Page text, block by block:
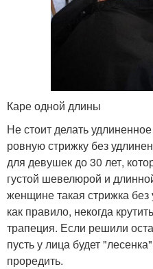
Каре одной длины
Не стоит делать
ровную стрижку без
для девушек до 30 лет,
густой шевелюрой и
женщине такая стрижка
как правило, некогда
трапеция. Если решили
пусть у лица будет
проредить.